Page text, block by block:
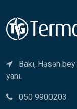
Bakı, Həsən
yanı.
050 9900203